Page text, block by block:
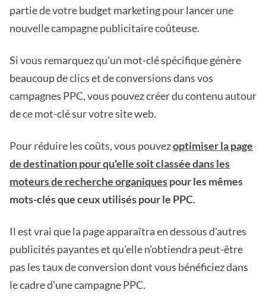
partie de votre budget marketing pour lancer une
nouvelle campagne publicitaire coûteuse.
Si vous remarquez qu'un mot-clé spécifique génère
beaucoup de clics et de conversions dans vos
campagnes PPC, vous pouvez créer du contenu autour
de ce mot-clé sur votre site web.
Pour réduire les coûts, vous pouvezoptimiser la page
de destination pour qu'elle soit classée dans les
moteurs de recherche organiquespour les mêmes
mots-clés que ceux utilisés pour le PPC.
Il est vrai que la page apparaîtra en dessous d'autres
publicités payantes et qu'elle n'obtiendra peut-être
pas les taux de conversion dont vous bénéficiez dans
le cadre d'une campagne PPC.